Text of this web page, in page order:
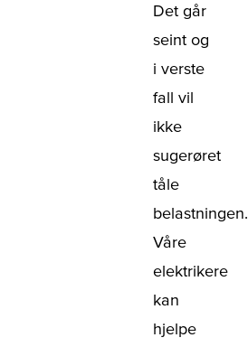
Det går
seint og
i verste
fall vil
ikke
sugerøret
tåle
belastningen.
Våre
elektrikere
kan
hjelpe